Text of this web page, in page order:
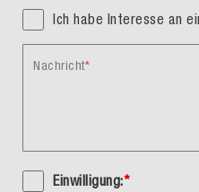
Ich habe Interesse an
Nachricht
Einwilligung:*